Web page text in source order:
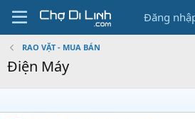
Đăng
RAO VẶT - MUA BÁN
Điện Máy